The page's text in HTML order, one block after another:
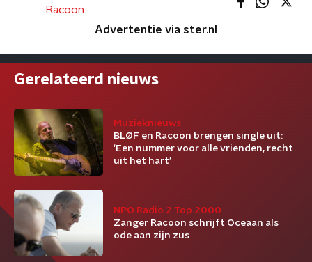
Racoon
Advertentie via ster.nl
Gerelateerd nieuws
Muzieknieuws
BLØF en Racoon brengen single uit:
‘Een nummer voor alle vrienden, recht
uit het hart’
NPO Radio 2 Top 2000
Zanger Racoon schrijft Oceaan als
ode aan zijn zus